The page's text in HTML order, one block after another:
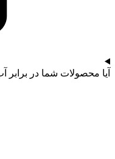
آیا محصولات شما در